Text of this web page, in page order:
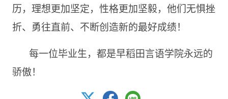
历，理想更加坚定，性格更加坚毅，他们无惧挫
折、勇往直前、不断创造新的最好成绩！
每一位毕业生，都是早稻田言语学院永远的
骄傲！